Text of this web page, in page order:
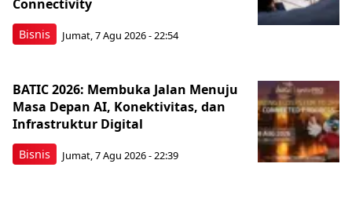
Bisnis
Connectivity
Jumat, 7 Agu 2026 - 22:54
Bisnis
BATIC 2026: Membuka Jalan Menuju
Masa Depan AI, Konektivitas, dan
Infrastruktur Digital
Jumat, 7 Agu 2026 - 22:39